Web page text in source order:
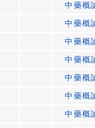
中藥概
中藥概
中藥概
中藥概
中藥概
中藥概
中藥概